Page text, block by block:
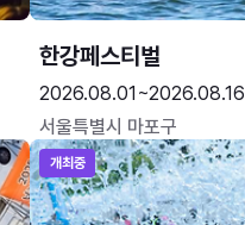
한강페스티벌
2026.08.01~2026.08.16
서울특별시 마포구
개최중